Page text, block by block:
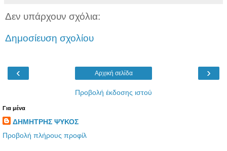
Δεν υπάρχουν σχόλια:
Δημοσίευση σχολίου
‹ ›
Αρχική σελίδα
Προβολή έκδοσης ιστού
Για μένα
ΔΗΜΗΤΡΗΣ ΨΥΚΟΣ
Προβολή πλήρους προφίλ